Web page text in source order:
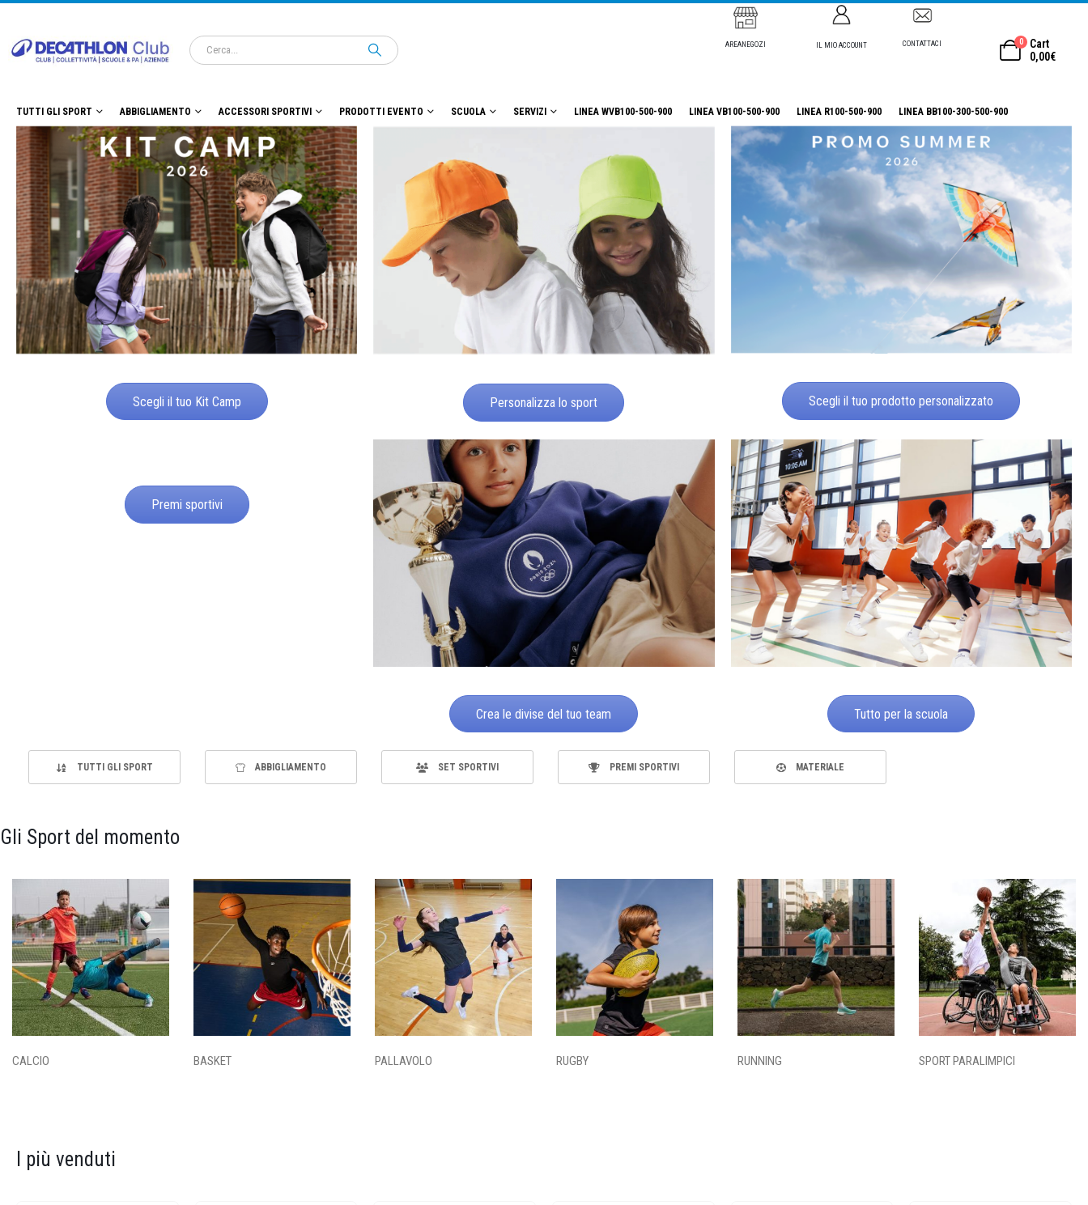
AREANEGOZI IL MIO ACCOUNT CONTATTACI 0
Cart
0,00€
TUTTI GLI SPORT ABBIGLIAMENTO ACCESSORI SPORTIVI PRODOTTI EVENTO SCUOLA SERVIZI LINEA WVB100-500-900 LINEA VB100-500-900 LINEA R100-500-900 LINEA BB100-300-500-900
Scegli il tuo Kit Camp Personalizza lo sport Scegli il tuo prodotto personalizzato
Premi sportivi
Crea le divise del tuo team Tutto per la scuola
TUTTI GLI SPORT ABBIGLIAMENTO SET SPORTIVI PREMI SPORTIVI MATERIALE
Gli Sport del momento
CALCIO BASKET PALLAVOLO RUGBY RUNNING SPORT PARALIMPICI
I più venduti